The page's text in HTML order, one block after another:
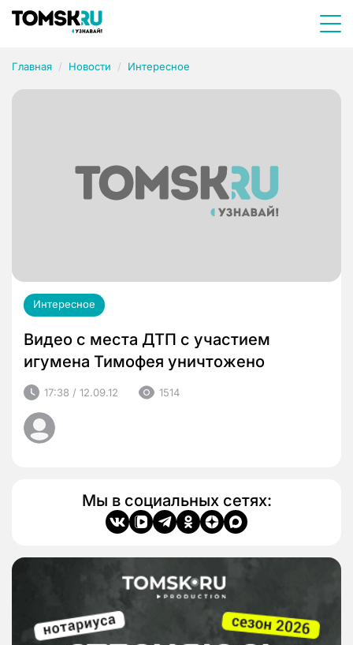
Главная Новости Интересное
Интересное
Видео с места ДТП с участием
игумена Тимофея уничтожено
17:38 / 12.09.12 1514
Мы в социальных сетях: